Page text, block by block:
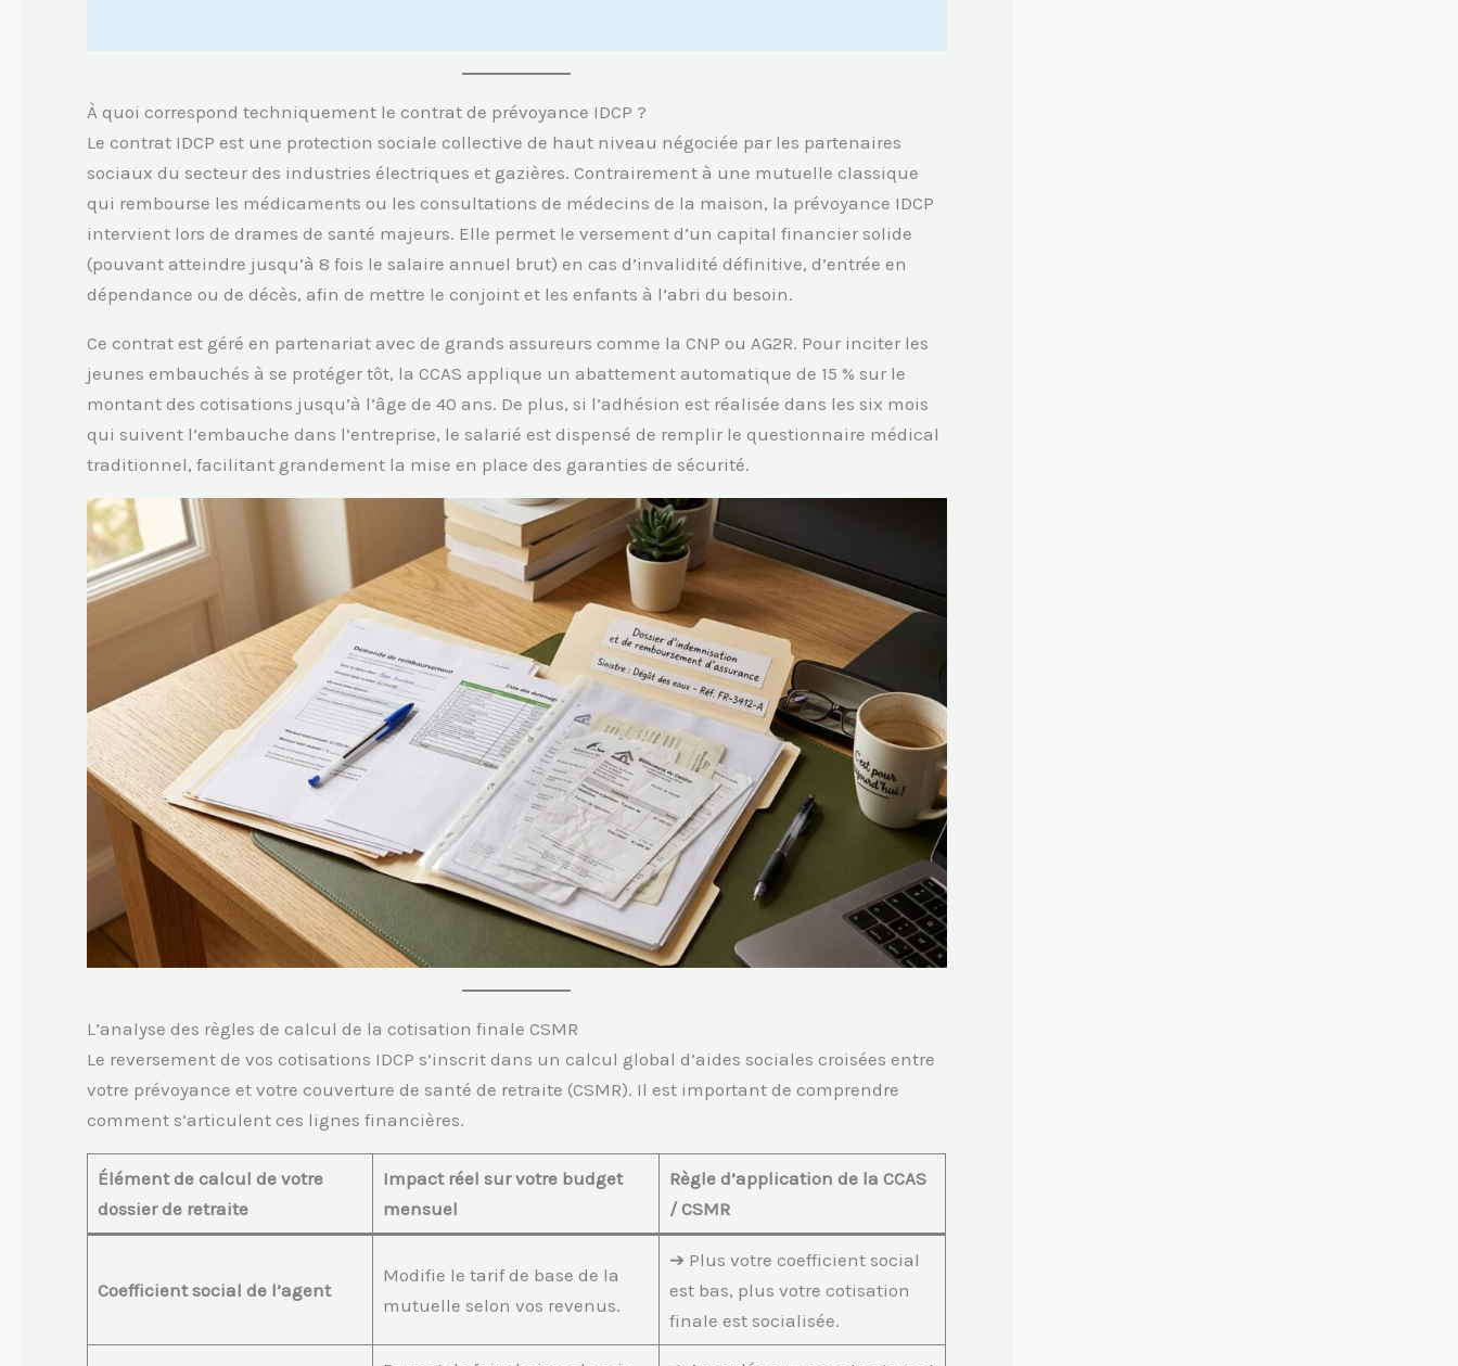
À quoi correspond techniquement le contrat de prévoyance IDCP ?
Le contrat IDCP est une protection sociale collective de haut niveau négociée par les partenaires
sociaux du secteur des industries électriques et gazières. Contrairement à une mutuelle classique
qui rembourse les médicaments ou les consultations de médecins de la maison, la prévoyance IDCP
intervient lors de drames de santé majeurs. Elle permet le versement d’un capital financier solide
(pouvant atteindre jusqu’à 8 fois le salaire annuel brut) en cas d’invalidité définitive, d’entrée en
dépendance ou de décès, afin de mettre le conjoint et les enfants à l’abri du besoin.
Ce contrat est géré en partenariat avec de grands assureurs comme la CNP ou AG2R. Pour inciter les
jeunes embauchés à se protéger tôt, la CCAS applique un abattement automatique de 15 % sur le
montant des cotisations jusqu’à l’âge de 40 ans. De plus, si l’adhésion est réalisée dans les six mois
qui suivent l’embauche dans l’entreprise, le salarié est dispensé de remplir le questionnaire médical
traditionnel, facilitant grandement la mise en place des garanties de sécurité.
L’analyse des règles de calcul de la cotisation finale CSMR
Le reversement de vos cotisations IDCP s’inscrit dans un calcul global d’aides sociales croisées entre
votre prévoyance et votre couverture de santé de retraite (CSMR). Il est important de comprendre
comment s’articulent ces lignes financières.
Élément de calcul de votre
dossier de retraite
Impact réel sur votre budget
mensuel
Règle d’application de la CCAS
/ CSMR
Coefficient social de l’agent
Modifie le tarif de base de la
mutuelle selon vos revenus.
➔ Plus votre coefficient social
est bas, plus votre cotisation
finale est socialisée.